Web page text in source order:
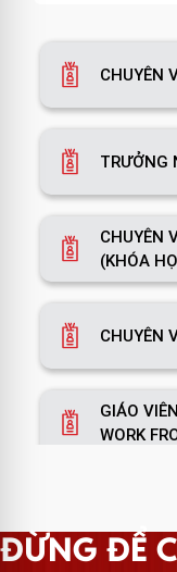
CHUYÊN
TRƯỞNG
CHUYÊN
(KHÓA
CHUYÊN
GIÁO
WORK
ĐỪNG ĐỂ